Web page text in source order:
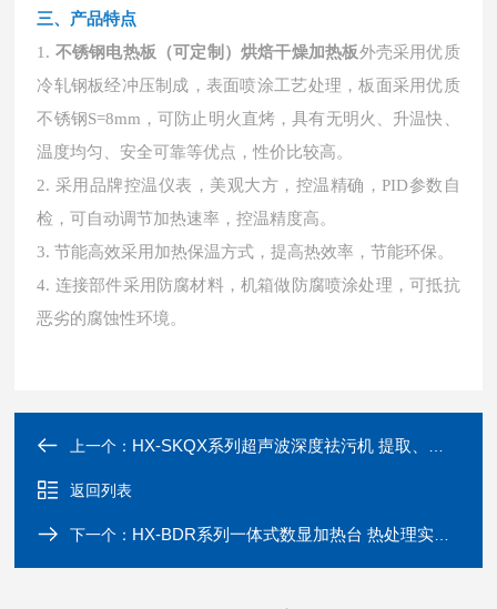
三、产品特点
1. 不锈钢电热板（可定制）烘焙干燥加热板外壳采用优质
冷轧钢板经冲压制成，表面喷涂工艺处理，板面采用优质
不锈钢S=8mm，可防止明火直烤，具有无明火、升温快、
温度均匀、安全可靠等优点，性价比较高。
2. 采用品牌控温仪表，美观大方，控温精确，PID参数自
检，可自动调节加热速率，控温精度高。
3. 节能高效采用加热保温方式，提高热效率，节能环保。
4. 连接部件采用防腐材料，机箱做防腐喷涂处理，可抵抗
恶劣的腐蚀性环境。
上一个： HX-SKQX系列超声波深度祛污机 提取、乳化、加速溶解
返回列表
下一个： HX-BDR系列一体式数显加热台 热处理实验板